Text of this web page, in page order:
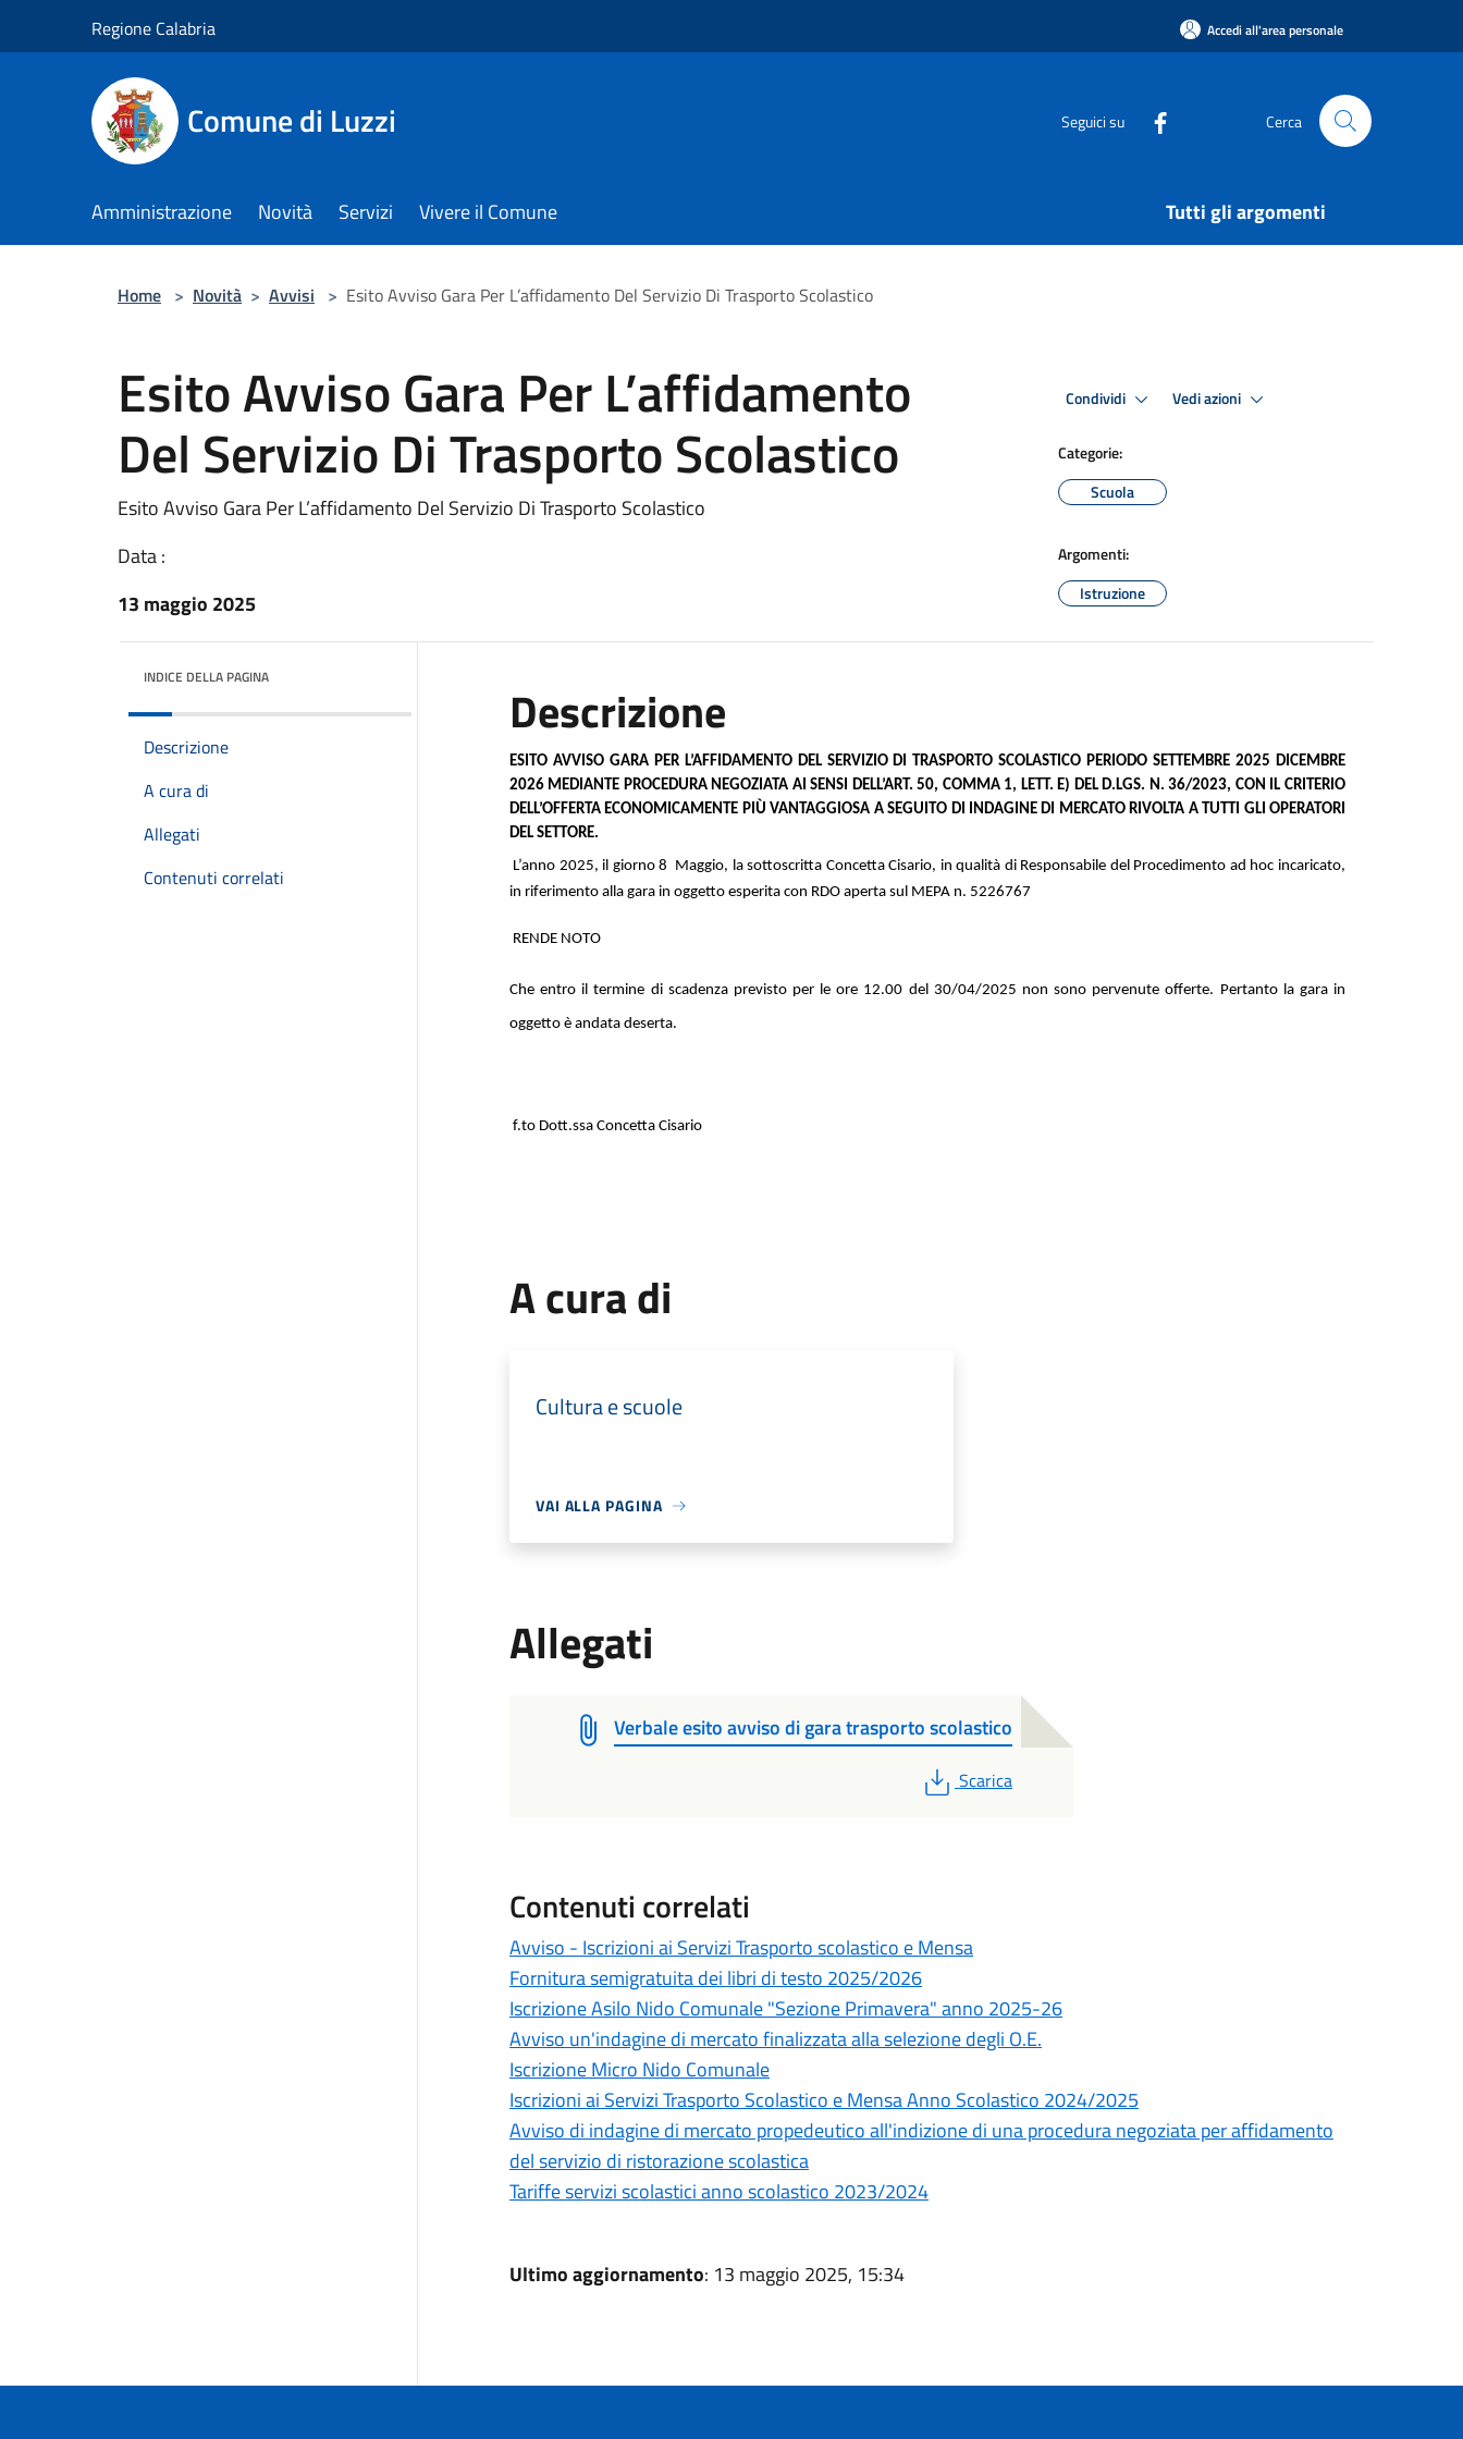
Regione Calabria Accedi all'area personale
Comune di Luzzi Seguici su Cerca
Amministrazione Novità Servizi Vivere il Comune Tutti gli argomenti
Home > Novità > Avvisi > Esito Avviso Gara Per L’affidamento Del Servizio Di Trasporto Scolastico
Esito Avviso Gara Per L’affidamento
Del Servizio Di Trasporto Scolastico
Esito Avviso Gara Per L’affidamento Del Servizio Di Trasporto Scolastico
Data :
13 maggio 2025
Condividi Vedi azioni
Categorie:
Scuola
Argomenti:
Istruzione
INDICE DELLA PAGINA
Descrizione
A cura di
Allegati
Contenuti correlati
Descrizione
ESITO AVVISO GARA PER L’AFFIDAMENTO DEL SERVIZIO DI TRASPORTO SCOLASTICO PERIODO SETTEMBRE 2025 DICEMBRE
2026 MEDIANTE PROCEDURA NEGOZIATA AI SENSI DELL’ART. 50, COMMA 1, LETT. E) DEL D.LGS. N. 36/2023, CON IL CRITERIO
DELL’OFFERTA ECONOMICAMENTE PIÙ VANTAGGIOSA A SEGUITO DI INDAGINE DI MERCATO RIVOLTA A TUTTI GLI OPERATORI
DEL SETTORE.
L’anno 2025, il giorno 8 Maggio, la sottoscritta Concetta Cisario, in qualità di Responsabile del Procedimento ad hoc incaricato,
in riferimento alla gara in oggetto esperita con RDO aperta sul MEPA n. 5226767
RENDE NOTO
Che entro il termine di scadenza previsto per le ore 12.00 del 30/04/2025 non sono pervenute offerte. Pertanto la gara in
oggetto è andata deserta.
f.to Dott.ssa Concetta Cisario
A cura di
Cultura e scuole
VAI ALLA PAGINA
Allegati
Verbale esito avviso di gara trasporto scolastico
PDF
Scarica
Contenuti correlati
Avviso - Iscrizioni ai Servizi Trasporto scolastico e Mensa
Fornitura semigratuita dei libri di testo 2025/2026
Iscrizione Asilo Nido Comunale "Sezione Primavera" anno 2025-26
Avviso un'indagine di mercato finalizzata alla selezione degli O.E.
Iscrizione Micro Nido Comunale
Iscrizioni ai Servizi Trasporto Scolastico e Mensa Anno Scolastico 2024/2025
Avviso di indagine di mercato propedeutico all'indizione di una procedura negoziata per affidamento
del servizio di ristorazione scolastica
Tariffe servizi scolastici anno scolastico 2023/2024
Ultimo aggiornamento: 13 maggio 2025, 15:34